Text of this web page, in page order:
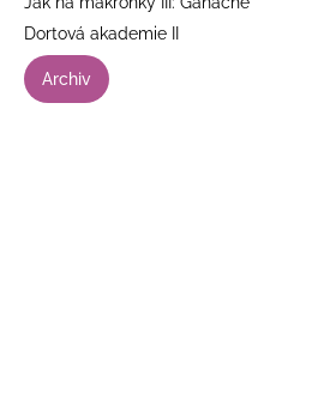
Dortová akademie II
Archiv